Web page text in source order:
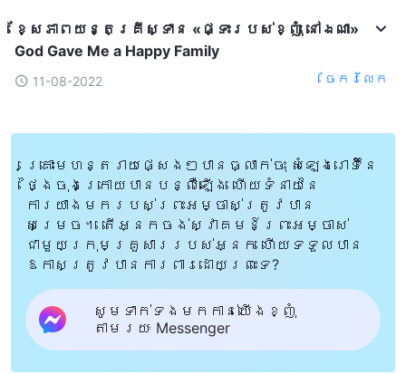
ខ្សែភាពយន្តគ្រីស្ទាន «ផ្ទះរបស់ខ្ញុំ នៅឯណា»
God Gave Me a Happy Family
11-08-2022 ចែក​រំលែក
គ្រោះមហន្តរាយផ្សេងៗបានធ្លាក់ចុះ សំឡេងរោទិ៍នៃ
ថ្ងៃចុងក្រោយបានបន្លឺឡើង ហើយទំនាយនៃ
ការយាងមករបស់ព្រះអម្ចាស់ត្រូវបាន
សម្រេច។ តើអ្នកចង់ស្វាគមន៍ព្រះអម្ចាស់
ជាមួយក្រុមគ្រួសាររបស់អ្នក ហើយទទួលបាន
ឱកាសត្រូវបានការពារដោយព្រះទេ?
សូមទាក់ទងមកកាន់យើងខ្ញុំ
តាមរយៈ Messenger